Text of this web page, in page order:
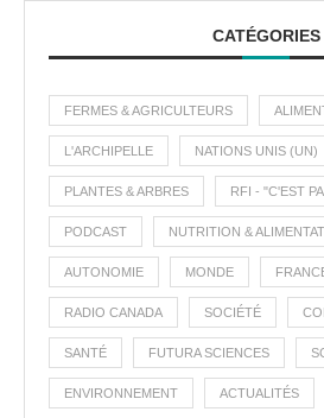
CATÉGORIES
FERMES & AGRICULTEURS
L'ARCHIPELLE NATIONS UNIS (UN)
PLANTES & ARBRES RFI - "C'EST
PODCAST NUTRITION &
AUTONOMIE MONDE
RADIO CANADA SOCIÉTÉ
SANTÉ FUTURA SCIENCES
ENVIRONNEMENT ACTUALITÉS